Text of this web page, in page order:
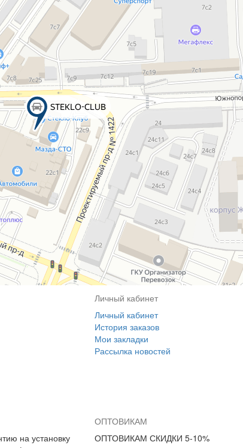
Личный кабинет
Личный кабинет
История заказов
Мои закладки
Рассылка новостей
на установку
ОПТОВИКАМ
ОПТОВИКАМ СКИДКИ 5-10%